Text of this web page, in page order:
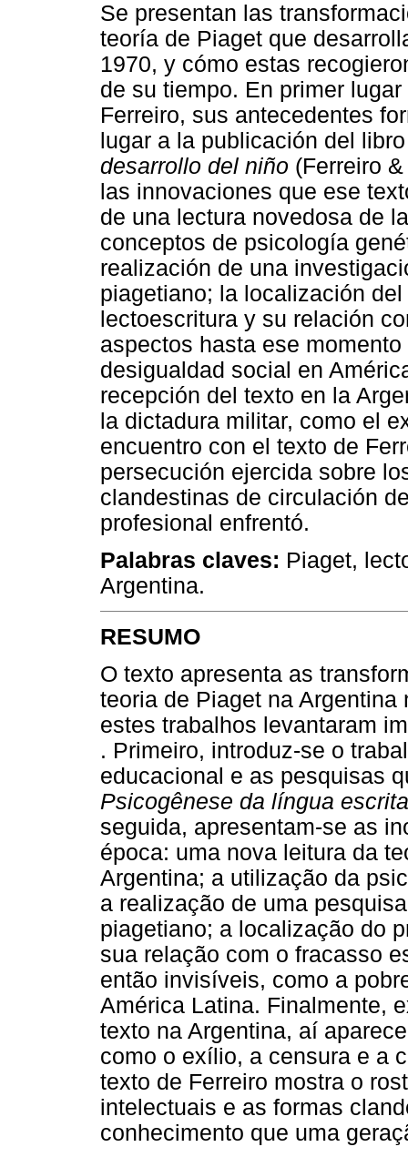
Se presentan las
teoría de Piaget que
1970, y cómo estas
de su tiempo. En primer
Ferreiro, sus antecedentes
lugar a la publicación del
desarrollo del niño (Ferreiro
las innovaciones que ese
de una lectura novedosa de
conceptos de psicología
realización de una
piagetiano; la localización
lectoescritura y su relación
aspectos hasta ese
desigualdad social en
recepción del texto en la
la dictadura militar, como el
encuentro con el texto de
persecución ejercida sobre
clandestinas de circulación
profesional enfrentó.
Palabras claves: Piaget,
Argentina.
RESUMO
O texto apresenta as
teoria de Piaget na
estes trabalhos levantaram
. Primeiro, introduz-se o
educacional e as pesquisas
Psicogênese da língua escrita
seguida, apresentam-se as
época: uma nova leitura da
Argentina; a utilização da
a realização de uma
piagetiano; a localização do
sua relação com o fracasso
então invisíveis, como a
América Latina. Finalmente,
texto na Argentina, aí
como o exílio, a censura e a
texto de Ferreiro mostra o
intelectuais e as formas
conhecimento que uma